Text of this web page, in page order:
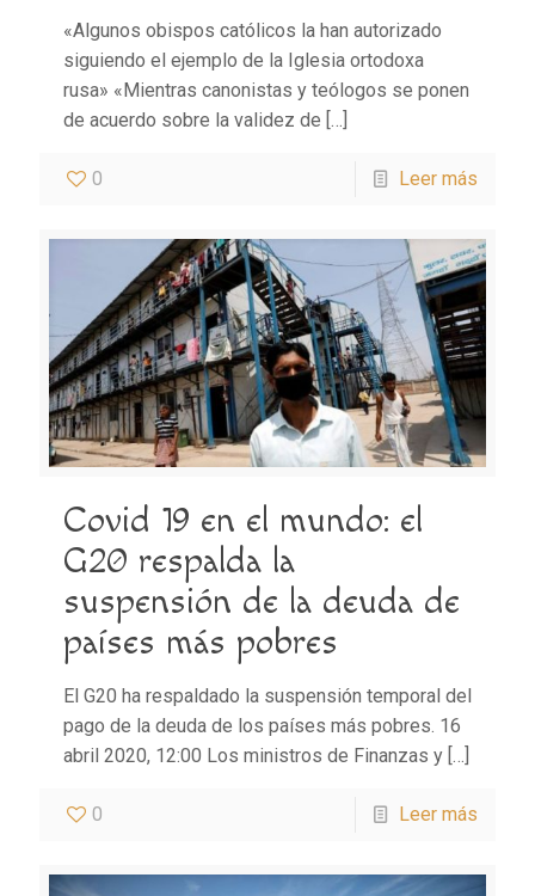
«Algunos obispos católicos la han autorizado
siguiendo el ejemplo de la Iglesia ortodoxa
rusa» «Mientras canonistas y teólogos se ponen
de acuerdo sobre la validez de […]
0 Leer más
Covid 19 en el mundo: el
G20 respalda la
suspensión de la deuda de
países más pobres
El G20 ha respaldado la suspensión temporal del
pago de la deuda de los países más pobres. 16
abril 2020, 12:00 Los ministros de Finanzas y […]
0 Leer más